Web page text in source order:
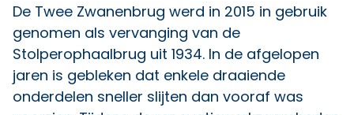
De Twee Zwanenbrug werd in 2015 in gebruik
genomen als vervanging van de
Stolperophaalbrug uit 1934. In de afgelopen
jaren is gebleken dat enkele draaiende
onderdelen sneller slijten dan vooraf was